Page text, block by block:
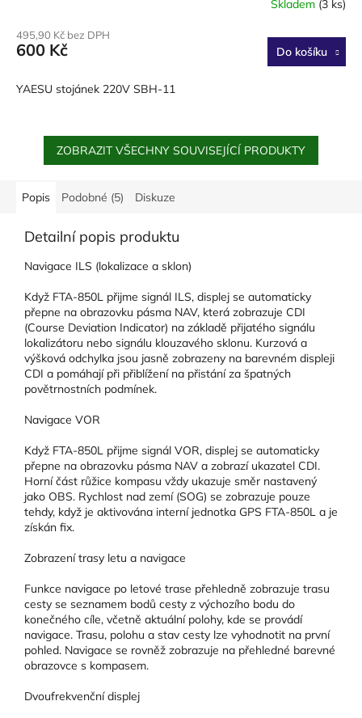
Skladem (3 ks)
495,90 Kč bez DPH
600 Kč Do košíku
YAESU stojánek 220V SBH-11
ZOBRAZIT VŠECHNY SOUVISEJÍCÍ PRODUKTY
Popis Podobné (5) Diskuze
Detailní popis produktu
Navigace ILS (lokalizace a sklon)
Když FTA-850L přijme signál ILS, displej se automaticky
přepne na obrazovku pásma NAV, která zobrazuje CDI
(Course Deviation Indicator) na základě přijatého signálu
lokalizátoru nebo signálu klouzavého sklonu. Kurzová a
výšková odchylka jsou jasně zobrazeny na barevném displeji
CDI a pomáhají při přiblížení na přistání za špatných
povětrnostních podmínek.
Navigace VOR
Když FTA-850L přijme signál VOR, displej se automaticky
přepne na obrazovku pásma NAV a zobrazí ukazatel CDI.
Horní část růžice kompasu vždy ukazuje směr nastavený
jako OBS. Rychlost nad zemí (SOG) se zobrazuje pouze
tehdy, když je aktivována interní jednotka GPS FTA-850L a je
získán fix.
Zobrazení trasy letu a navigace
Funkce navigace po letové trase přehledně zobrazuje trasu
cesty se seznamem bodů cesty z výchozího bodu do
konečného cíle, včetně aktuální polohy, kde se provádí
navigace. Trasu, polohu a stav cesty lze vyhodnotit na první
pohled. Navigace se rovněž zobrazuje na přehledné barevné
obrazovce s kompasem.
Dvoufrekvenční displej